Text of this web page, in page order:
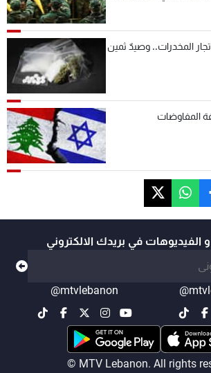
تجار المخدرات.. وصيدٌ ثمين
المفاوضات
و الفيديوهات في بريدك الالكتروني
@mtvlebanon
© MTV Lebanon. All rights